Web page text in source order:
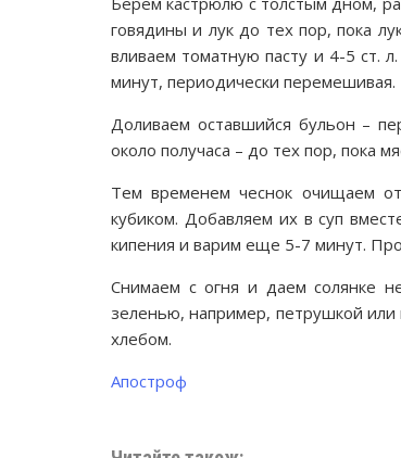
говядины и лук до тех пор, пока
вливаем томатную пасту и 4-5 ст.
минут, периодически перемешивая.
Доливаем оставшийся бульон –
около получаса – до тех пор, пока
Тем временем чеснок очищаем
кубиком. Добавляем их в суп
кипения и варим еще 5-7 минут.
Снимаем с огня и даем солянке
зеленью, например, петрушкой
хлебом.
Апостроф